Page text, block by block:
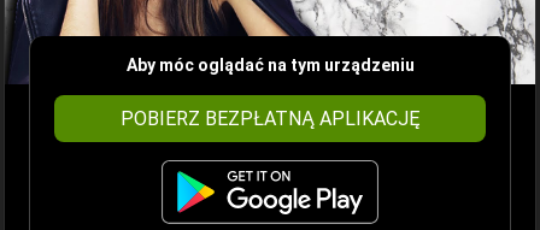
Aby móc oglądać na tym urządzeniu
POBIERZ BEZPŁATNĄ APLIKACJĘ